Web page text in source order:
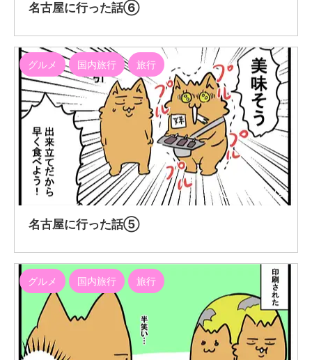
名古屋に行った話⑥
2020/12/25
グルメ 国内旅行 旅行
名古屋に行った話⑤
グルメ 国内旅行 旅行